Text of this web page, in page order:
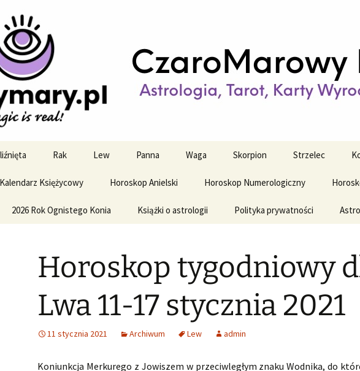
horoskop
i tygodniowy
astrologiczne
Rak Lew Panna Waga Skorpion Strzelec
Kalendarz Księżycowy Horoskop Anielski Horoskop Numerologiczny
2026 Rok Ognistego Konia Książki o astrologii Polityka prywatności
Horoskop tygodniowy
Lwa 11-17 stycznia 2021
11 stycznia 2021 Archiwum Lew admin
Koniunkcja Merkurego z Jowiszem w przeciwległym znaku Wodnika, do